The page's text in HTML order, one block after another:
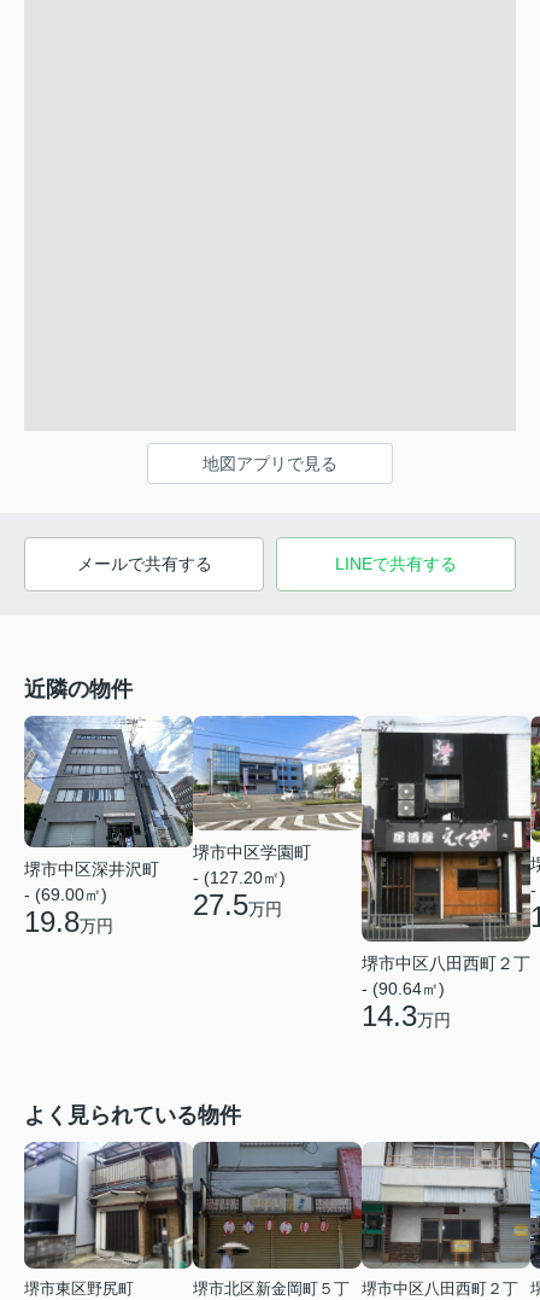
地図アプリで見る
メールで共有する LINEで共有する
近隣の物件
堺市中区深井沢町
- (69.00㎡)
19.8万円
堺市中区学園町
- (127.20㎡)
27.5万円
堺市中区八田西町２丁
- (90.64㎡)
14.3万円
-
よく見られている物件
堺市東区野尻町
堺市北区新金岡町５丁
堺市中区八田西町２丁